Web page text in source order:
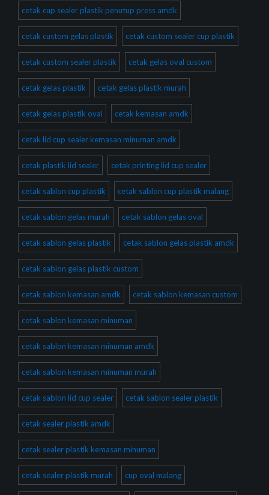
cetak cup sealer plastik penutup press amdk
cetak custom gelas plastik cetak custom sealer cup plastik
cetak custom sealer plastik cetak gelas oval custom
cetak gelas plastik cetak gelas plastik murah
cetak gelas plastik oval cetak kemasan amdk
cetak lid cup sealer kemasan minuman amdk
cetak plastik lid sealer cetak printing lid cup sealer
cetak sablon cup plastik cetak sablon cup plastik malang
cetak sablon gelas murah cetak sablon gelas oval
cetak sablon gelas plastik cetak sablon gelas plastik amdk
cetak sablon gelas plastik custom
cetak sablon kemasan amdk cetak sablon kemasan custom
cetak sablon kemasan minuman
cetak sablon kemasan minuman amdk
cetak sablon kemasan minuman murah
cetak sablon lid cup sealer cetak sablon sealer plastik
cetak sealer plastik amdk
cetak sealer plastik kemasan minuman
cetak sealer plastik murah cup oval malang